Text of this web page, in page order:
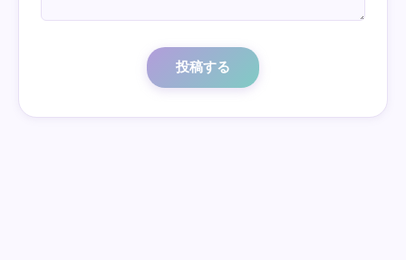
投稿する